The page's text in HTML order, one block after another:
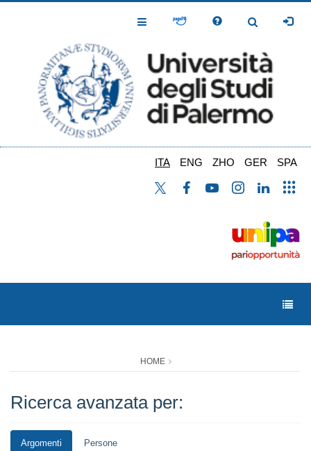
Toggle
Toggle
ITA ENG ZHO GER SPA
HOME
Ricerca avanzata per:
Argomenti Persone